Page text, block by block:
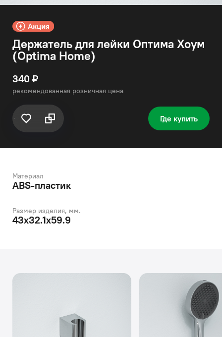
Держатель для лейки Оптима Хоум
(Optima Home)
340 ₽
рекомендованная розничная цена
Где купить
Материал
ABS-пластик
Размер изделия, мм.
43x32.1x59.9